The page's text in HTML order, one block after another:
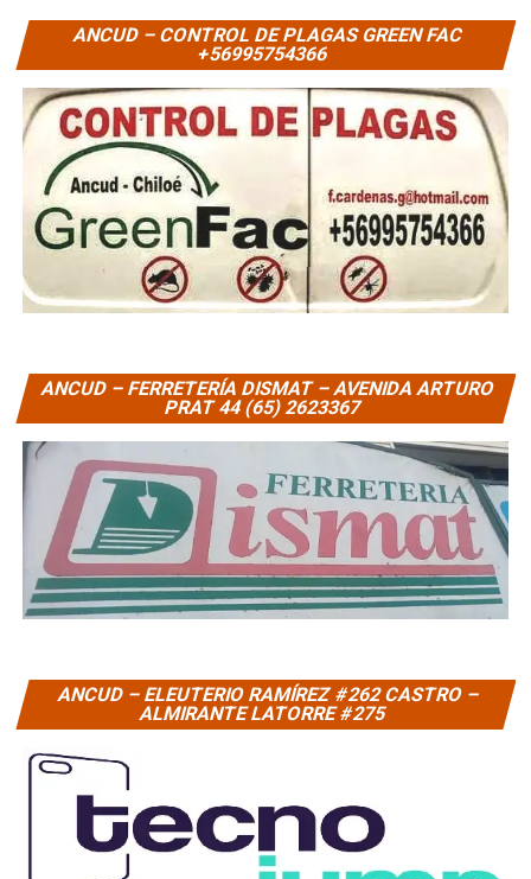
ANCUD – CONTROL DE PLAGAS GREEN FAC
+56995754366
ANCUD – FERRETERÍA DISMAT – AVENIDA ARTURO
PRAT 44 (65) 2623367
ANCUD – ELEUTERIO RAMÍREZ #262 CASTRO –
ALMIRANTE LATORRE #275